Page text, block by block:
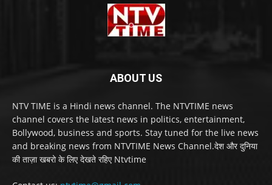
ABOUT US
NTV TIME is a Hindi news channel. The NTVTIME news
channel covers the latest news in politics, entertainment,
Bollywood, business and sports. Stay tuned for the live news
and breaking news from NTVTIME News Channel.देश और दुनिया
की ताज़ा खबरो के लिए देखते रहिए Ntvtime